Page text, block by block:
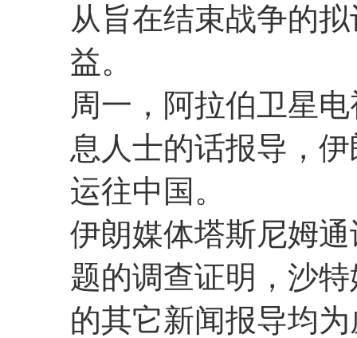
从旨在结束战争的
益。
周一，阿拉伯卫星
息人士的话报导，
运往中国。
伊朗媒体塔斯尼姆
题的调查证明，沙
的其它新闻报导均